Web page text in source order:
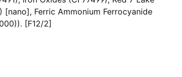
[nano], Ferric Ammonium Ferrocyanide
[F12/2]